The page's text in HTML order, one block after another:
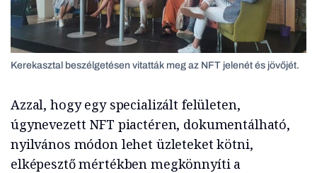
Kerekasztal beszélgetésen vitatták meg az NFT jelenét és jövőjét.
Azzal, hogy egy specializált felületen,
úgynevezett NFT piactéren, dokumentálható,
nyilvános módon lehet üzleteket kötni,
elképesztő mértékben megkönnyíti a